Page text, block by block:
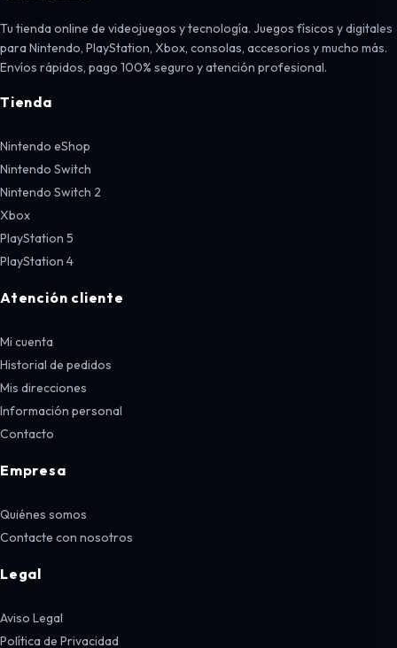
Tu tienda online de videojuegos y tecnología. Juegos físicos y digitales
para Nintendo, PlayStation, Xbox, consolas, accesorios y mucho más.
Envíos rápidos, pago 100% seguro y atención profesional.
Tienda
Nintendo eShop
Nintendo Switch
Nintendo Switch 2
Xbox
PlayStation 5
PlayStation 4
Atención cliente
Mi cuenta
Historial de pedidos
Mis direcciones
Información personal
Contacto
Empresa
Quiénes somos
Contacte con nosotros
Legal
Aviso Legal
Política de Privacidad